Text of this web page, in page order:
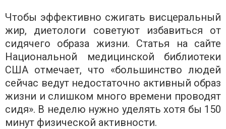
Чтобы эффективно сжигать висцеральный
жир, диетологи советуют избавиться от
сидячего образа жизни. Статья на сайте
Национальной медицинской библиотеки
США отмечает, что «большинство людей
сейчас ведут недостаточно активный образ
жизни и слишком много времени проводят
сидя». В неделю нужно уделять хотя бы 150
минут физической активности.